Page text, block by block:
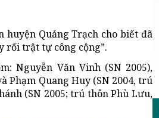
huyện Quảng Trạch cho biết đã
rối trật tự công cộng”.
Nguyễn Văn Vinh (SN 2005),
Phạm Quang Huy (SN 2004, trú
(SN 2005; trú thôn Phù Lưu,